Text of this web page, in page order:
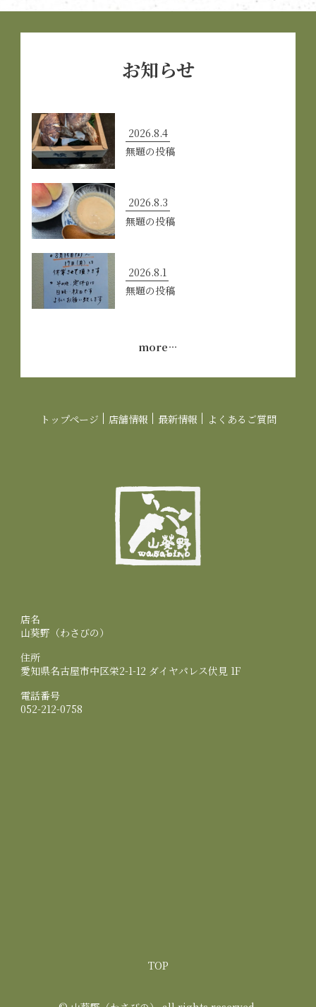
お知らせ
2026.8.4
無題の投稿
2026.8.3
無題の投稿
2026.8.1
無題の投稿
more…
トップページ 店舗情報 最新情報 よくあるご質問
店名
山葵野（わさびの）
住所
愛知県名古屋市中区栄2-1-12 ダイヤパレス伏見 1F
電話番号
052-212-0758
TOP